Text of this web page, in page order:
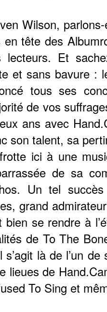
Wilson,
en tête des
lecteurs. Et
et sans bavure :
tous ses
de vos
ans avec
son talent, sa
ici à une
de sa
Un tel
grand
bien se rendre à
de To The
s’agit là de l’un
lieues de
To Sing et